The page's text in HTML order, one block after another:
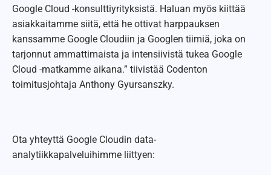
Google Cloud -konsulttiyrityksistä. Haluan myös kiittää
asiakkaitamme siitä, että he ottivat harppauksen
kanssamme Google Cloudiin ja Googlen tiimiä, joka on
tarjonnut ammattimaista ja intensiivistä tukea Google
Cloud -matkamme aikana.” tiivistää Codenton
toimitusjohtaja Anthony Gyursanszky.
Ota yhteyttä Google Cloudin data-
analytiikkapalveluihimme liittyen: